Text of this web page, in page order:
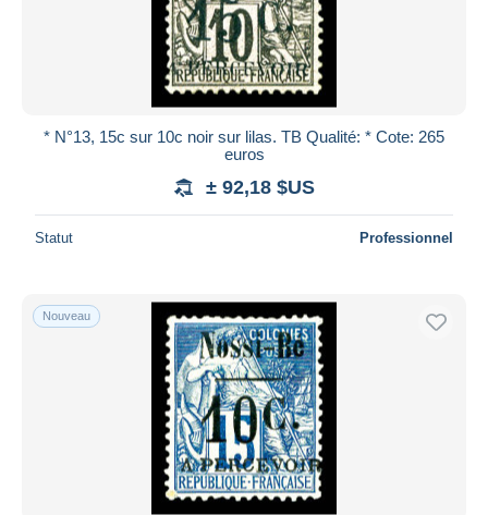
* N°13, 15c sur 10c noir sur lilas. TB Qualité: * Cote: 265
euros
± 92,18 $US
Statut Professionnel
Nouveau